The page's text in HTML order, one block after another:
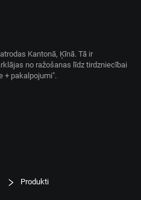
Kantonā, Ķīnā. Tā ir
no ražošanas līdz tirdzniecībai
+ pakalpojumi".
Produkti